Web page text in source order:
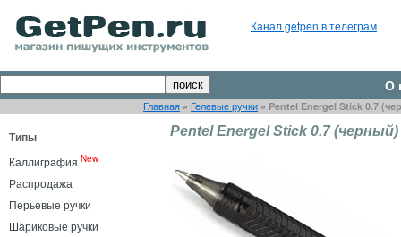
Канал getpen в телеграм
О
Главная » Гелевые ручки » Pentel Energel Stick 0.7
Типы
Каллиграфия New
Распродажа
Перьевые ручки
Шариковые ручки
Pentel Energel Stick 0.7 (черный)